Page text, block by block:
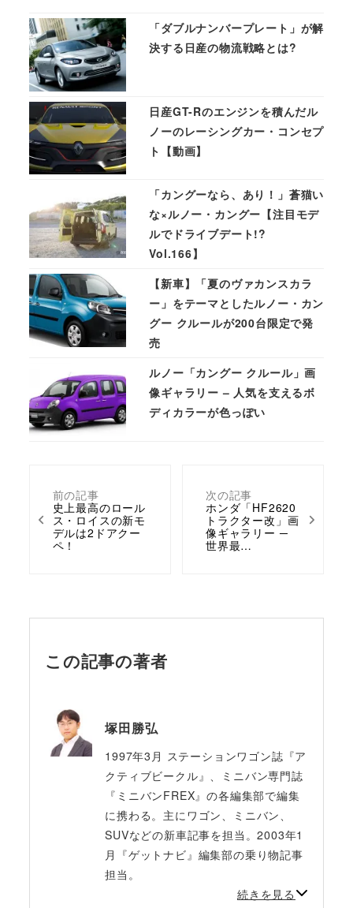
前の記事
史上最高のロール
ス・ロイスの新モ
デルは2ドアクー
ペ！
次の記事
ホンダ「HF2620
トラクター改」画
像ギャラリー ─
世界最…
「ダブルナンバープレート」が解
決する日産の物流戦略とは?
日産GT-Rのエンジンを積んだル
ノーのレーシングカー・コンセプ
ト【動画】
「カングーなら、あり！」蒼猫い
な×ルノー・カングー【注目モデ
ルでドライブデート!?
Vol.166】
【新車】「夏のヴァカンスカラ
ー」をテーマとしたルノー・カン
グー クルールが200台限定で発
売
ルノー「カングー クルール」画
像ギャラリー – 人気を支えるボ
ディカラーが色っぽい
この記事の著者
塚田勝弘
1997年3月 ステーションワゴン誌『ア
クティブビークル』、ミニバン専門誌
『ミニバンFREX』の各編集部で編集
に携わる。主にワゴン、ミニバン、
SUVなどの新車記事を担当。2003年1
月『ゲットナビ』編集部の乗り物記事
担当。
続きを見る